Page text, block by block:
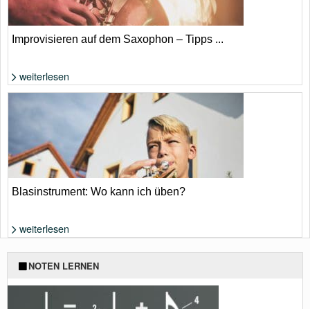
Foto: von suthinee rodsuniyom
Improvisieren auf dem Saxophon – Tipps ...
weiterlesen
Blasinstrument: Wo kann ich üben?
weiterlesen
NOTEN LERNEN